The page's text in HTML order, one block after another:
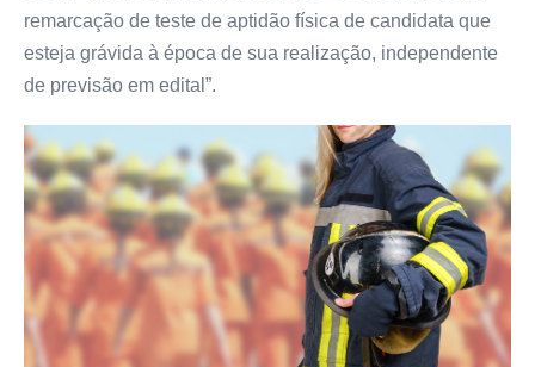
remarcação de teste de aptidão física de candidata que
esteja grávida à época de sua realização, independente
de previsão em edital”.